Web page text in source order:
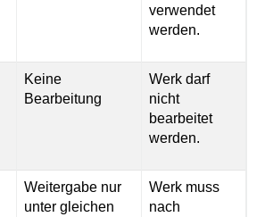
verwendet
werden.
Keine
Bearbeitung
Werk darf
nicht
bearbeitet
werden.
Weitergabe nur
unter gleichen
Werk muss
nach